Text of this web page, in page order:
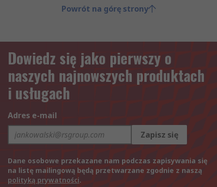
Powrót na górę strony
Dowiedz się jako pierwszy o
naszych najnowszych produktach
i usługach
Adres e-mail
Zapisz się
Dane osobowe przekazane nam podczas zapisywania się
na listę mailingową będą przetwarzane zgodnie z naszą
polityką prywatności.